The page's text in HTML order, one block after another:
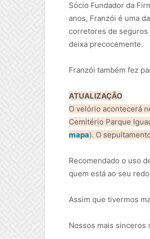
Sócio Fundador da
anos, Franzói é uma
corretores de seguros
deixa precocemente.
Franzói também fez
ATUALIZAÇÃO
O velório acontecerá
Cemitério Parque
mapa). O
Recomendado o uso
quem está ao seu
Assim que tivermos
Nossos mais sinceros